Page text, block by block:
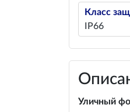
Класс
IP66
Уличный